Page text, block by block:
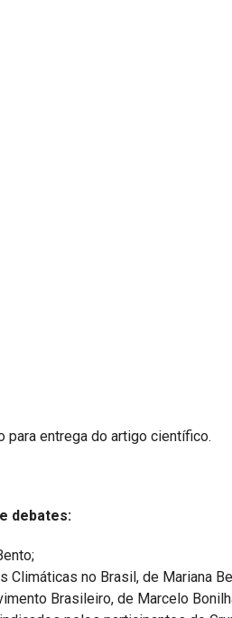
do artigo científico.
debates:
Climáticas no Brasil, de Mariana
Brasileiro, de Marcelo